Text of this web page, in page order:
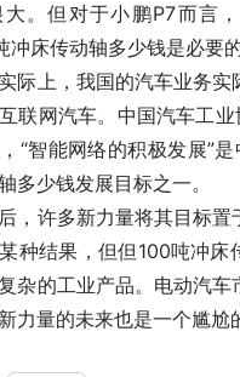
。但对于小鹏P7而言
冲床传动轴多少钱是必要的
际上，我国的汽车业务实
联网汽车。中国汽车工业
“智能网络的积极发展”
多少钱发展目标之一。
，许多新力量将其目标置
种结果，但但100吨冲床
杂的工业产品。电动汽车
力量的未来也是一个尴尬